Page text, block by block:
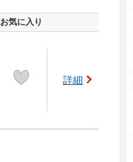
お気に入り
詳細